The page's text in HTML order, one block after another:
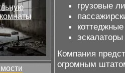
грузовые
Компания
огромным